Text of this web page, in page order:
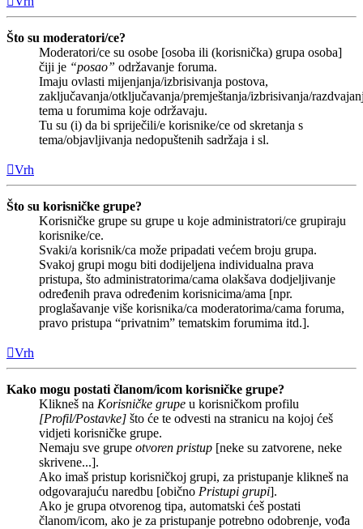
Što su moderatori/ce?
Moderatori/ce su osobe [osoba ili (korisnička) grupa osoba]
čiji je “posao” održavanje foruma.
Imaju ovlasti mijenjanja/izbrisivanja postova,
zaključavanja/otključavanja/premještanja/izbrisivanja/
tema u forumima koje održavaju.
Tu su (i) da bi spriječili/e korisnike/ce od skretanja s
tema/objavljivanja nedopuštenih sadržaja i sl.
Vrh
Što su korisničke grupe?
Korisničke grupe su grupe u koje administratori/ce grupiraju
korisnike/ce.
Svaki/a korisnik/ca može pripadati većem broju grupa.
Svakoj grupi mogu biti dodijeljena individualna prava
pristupa, što administratorima/cama olakšava dodjeljivanje
određenih prava određenim korisnicima/ama [npr.
proglašavanje više korisnika/ca moderatorima/cama foruma,
pravo pristupa “privatnim” tematskim forumima itd.].
Vrh
Kako mogu postati članom/icom korisničke grupe?
Klikneš na Korisničke grupe u korisničkom profilu
[Profil/Postavke] što će te odvesti na stranicu na kojoj ćeš
vidjeti korisničke grupe.
Nemaju sve grupe otvoren pristup [neke su zatvorene, neke
skrivene...].
Ako imaš pristup korisničkoj grupi, za pristupanje klikneš na
odgovarajuću naredbu [obično Pristupi grupi].
Ako je grupa otvorenog tipa, automatski ćeš postati
članom/icom, ako je za pristupanje potrebno odobrenje, vođa